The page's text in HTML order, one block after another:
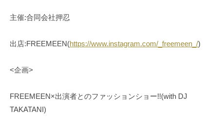
主催:合同会社押忍
出店:FREEMEEN(https://www.instagram.com/_freemeen_/)
<企画>
FREEMEEN×出演者とのファッションショー!!(with DJ
TAKATANI)